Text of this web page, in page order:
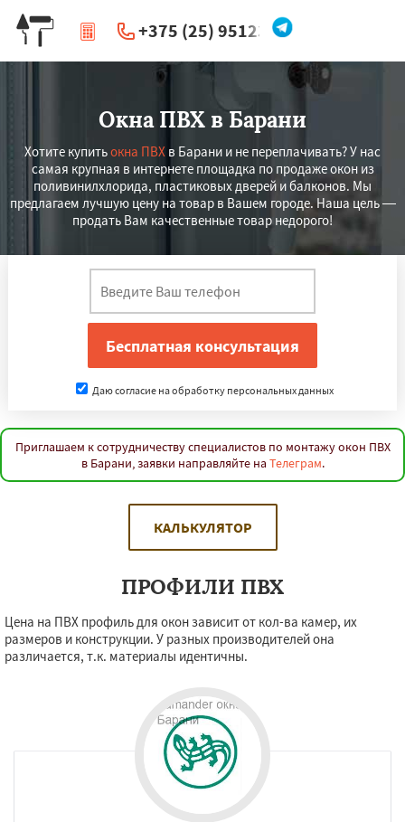
+375 (25) 951234
| Перезвоните мне
Окна ПВХ в Барани
Хотите купитьокна ПВХ в Барани и не переплачивать? У нас
самая крупная в интернете площадка по продаже окон из
поливинилхлорида, пластиковых дверей и балконов. Мы
предлагаем лучшую цену на товар в Вашем городе. Наша цель —
продать Вам качественные товар недорого!
Даю согласие на обработку персональных данных
Приглашаем к сотрудничеству специалистов по монтажу окон ПВХ
в Барани, заявки направляйте на Телеграм.
КАЛЬКУЛЯТОР
ПРОФИЛИ ПВХ
Цена на ПВХ профиль для окон зависит от кол-ва камер, их
размеров и конструкции. У разных производителей она
различается, т.к. материалы идентичны.